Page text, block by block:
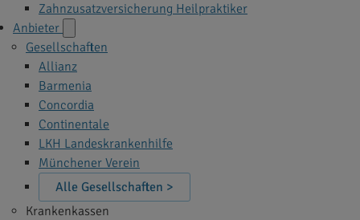
Zahnzusatzversicherung Heilpraktiker
Anbieter
Gesellschaften
Allianz
Barmenia
Concordia
Continentale
LKH Landeskrankenhilfe
Münchener Verein
Alle Gesellschaften >
Krankenkassen